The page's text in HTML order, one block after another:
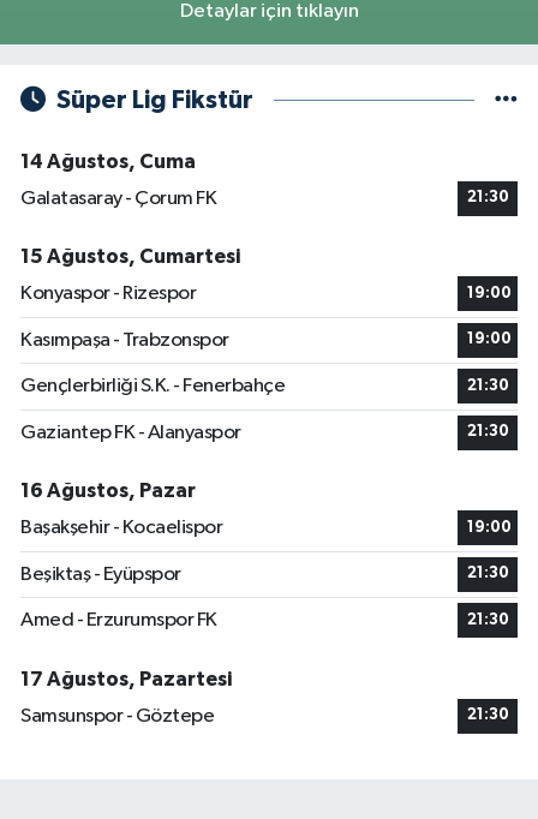
Detaylar için tıklayın
Süper Lig Fikstür
14 Ağustos, Cuma
Galatasaray - Çorum FK
21:30
15 Ağustos, Cumartesi
Konyaspor - Rizespor
19:00
Kasımpaşa - Trabzonspor 19:00
Gençlerbirliği S.K. - Fenerbahçe 21:30
Gaziantep FK - Alanyaspor 21:30
16 Ağustos, Pazar
Başakşehir - Kocaelispor
19:00
Beşiktaş - Eyüpspor 21:30
Amed - Erzurumspor FK 21:30
17 Ağustos, Pazartesi
Samsunspor - Göztepe
21:30